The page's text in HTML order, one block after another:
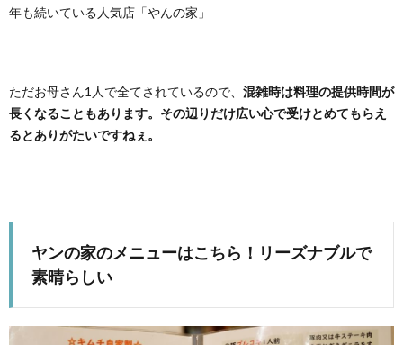
年も続いている人気店「やんの家」
ただお母さん1人で全てされているので、 混雑時は料理の提供時間が
長くなることもあります。その辺りだけ広い心で受けとめてもらえ
るとありがたいですねぇ。
ヤンの家のメニューはこちら！リーズナブルで
素晴らしい